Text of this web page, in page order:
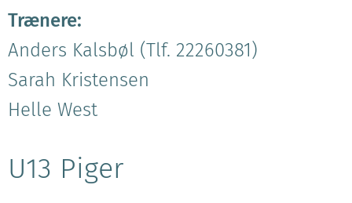
Trænere:
Anders Kalsbøl (Tlf. 22260381)
Sarah Kristensen
Helle West
U13 Piger